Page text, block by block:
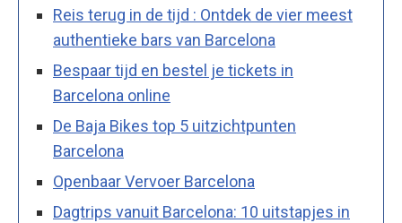
Reis terug in de tijd : Ontdek de vier meest
authentieke bars van Barcelona
Bespaar tijd en bestel je tickets in
Barcelona online
De Baja Bikes top 5 uitzichtpunten
Barcelona
Openbaar Vervoer Barcelona
Dagtrips vanuit Barcelona: 10 uitstapjes in